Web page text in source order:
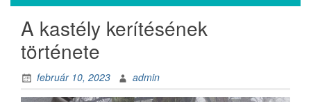
A kastély kerítésének
története
február 10, 2023 admin